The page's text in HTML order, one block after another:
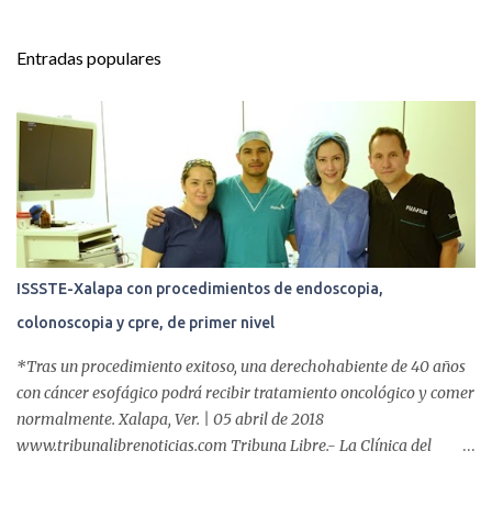
s
Entradas populares
ISSSTE-Xalapa con procedimientos de endoscopia,
colonoscopia y cpre, de primer nivel
*Tras un procedimiento exitoso, una derechohabiente de 40 años
con cáncer esofágico podrá recibir tratamiento oncológico y comer
normalmente. Xalapa, Ver. | 05 abril de 2018
www.tribunalibrenoticias.com Tribuna Libre.- La Clínica del